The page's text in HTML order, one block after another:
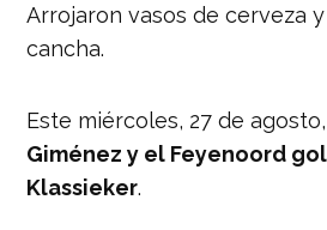
Arrojaron vasos de cerveza
cancha.
Este miércoles, 27 de
Giménez y el Feyenoord
Klassieker.